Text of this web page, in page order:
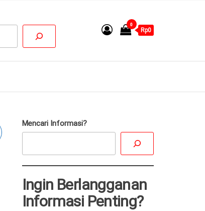
0
Rp0
Mencari Informasi?
Ingin Berlangganan
Informasi Penting?